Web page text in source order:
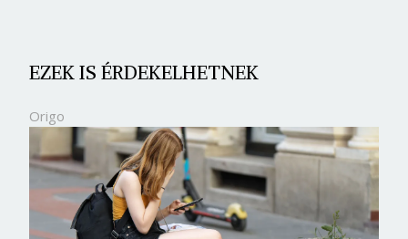
EZEK IS ÉRDEKELHETNEK
Origo